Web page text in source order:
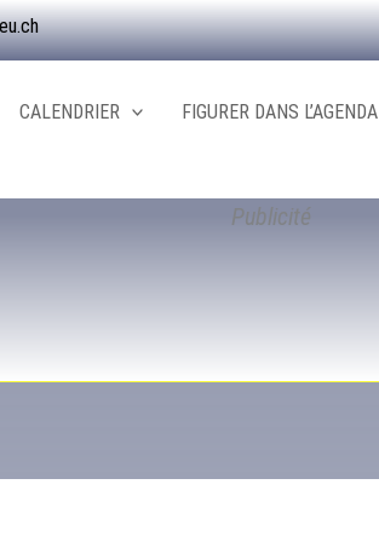
CALENDRIER FIGURER DANS L’AGENDA
Publicité